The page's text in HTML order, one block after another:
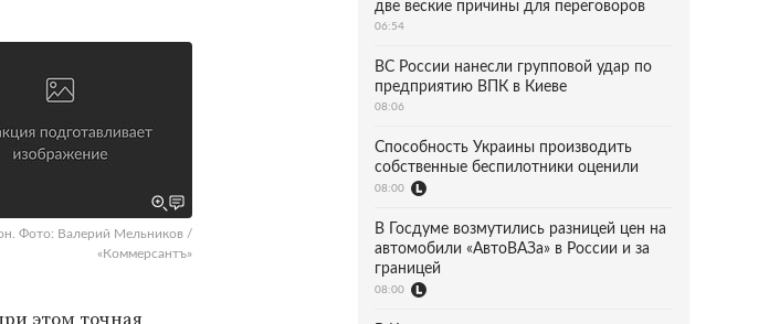
Фото: Валерий Мельников /
«Коммерсантъ»
этом точная
две веские причины для переговоров
06:54
ВС России нанесли групповой удар по
предприятию ВПК в Киеве
08:06
Способность Украины производить
собственные беспилотники оценили
08:00
В Госдуме возмутились разницей цен на
автомобили «АвтоВАЗа» в России и за
границей
08:00